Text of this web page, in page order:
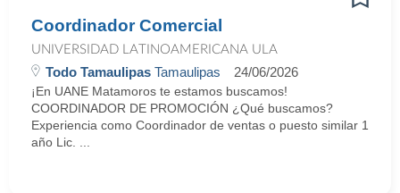
Coordinador Comercial
UNIVERSIDAD LATINOAMERICANA ULA
Todo Tamaulipas Tamaulipas 24/06/2026
¡En UANE Matamoros te estamos buscamos!
COORDINADOR DE PROMOCIÓN ¿Qué buscamos?
Experiencia como Coordinador de ventas o puesto similar 1
año Lic. ...